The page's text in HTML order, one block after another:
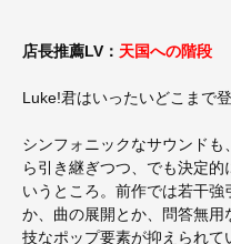
店長推薦LV： 天国への階段
Luke!君はいったいどこまで
シンフォニックなサウンド
ら引き継ぎつつ、でも決定的
いうところ。前作では若干強
か、曲の展開とか、問答無用
技なポップ要素が抑えられて